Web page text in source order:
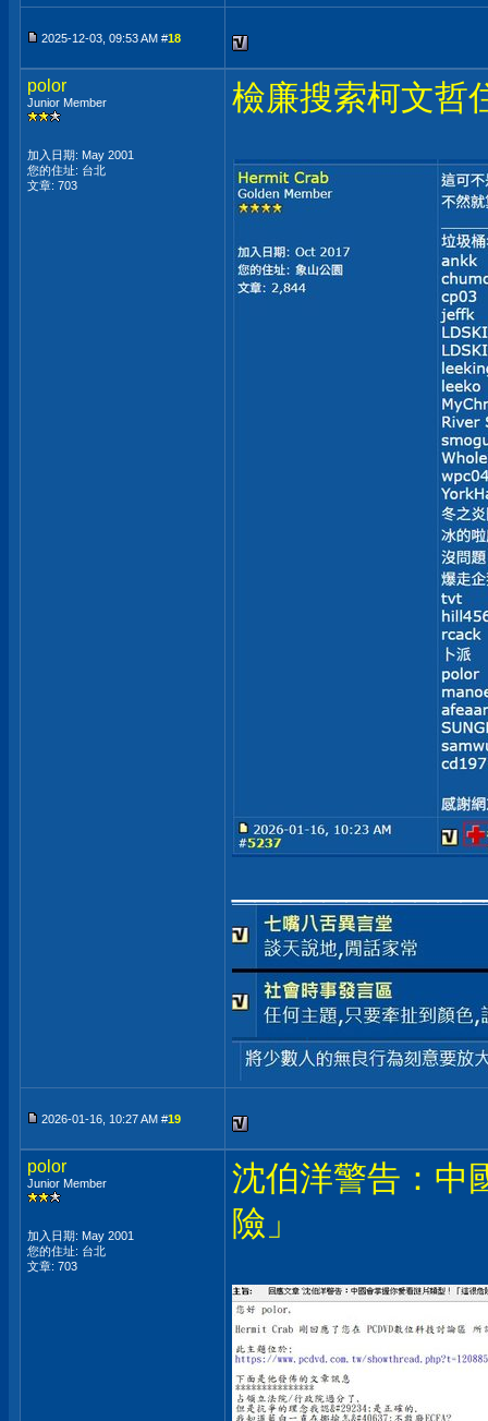
2025-12-03, 09:53 AM #18
polor
Junior Member
加入日期: May 2001
您的住址: 台北
文章: 703
檢廉搜索柯文哲
2026-01-16, 10:27 AM #19
polor
Junior Member
加入日期: May 2001
您的住址: 台北
文章: 703
沈伯洋警告：中
險」